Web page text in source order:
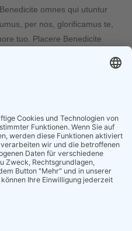
omnes qui utuntur
per nos, glorificamus te,
tuo. Placere Benedicite